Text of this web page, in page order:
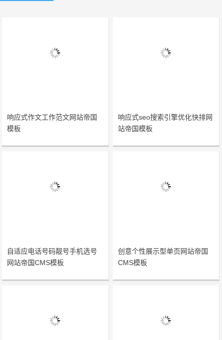
响应式作文工作范文网站帝国
模板
响应式seo搜索引擎优化快排网
站帝国模板
自适应电话号码靓号手机选号
网站帝国CMS模板
创意个性展示型单页网站帝国
CMS模板